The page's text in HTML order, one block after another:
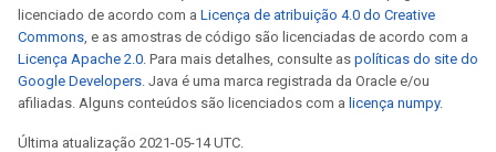
licenciado de acordo com a Licença de atribuição 4.0 do Creative
Commons, e as amostras de código são licenciadas de acordo com a
Licença Apache 2.0. Para mais detalhes, consulte as políticas do site do
Google Developers. Java é uma marca registrada da Oracle e/ou
afiliadas. Alguns conteúdos são licenciados com a licença numpy.
Última atualização 2021-05-14 UTC.